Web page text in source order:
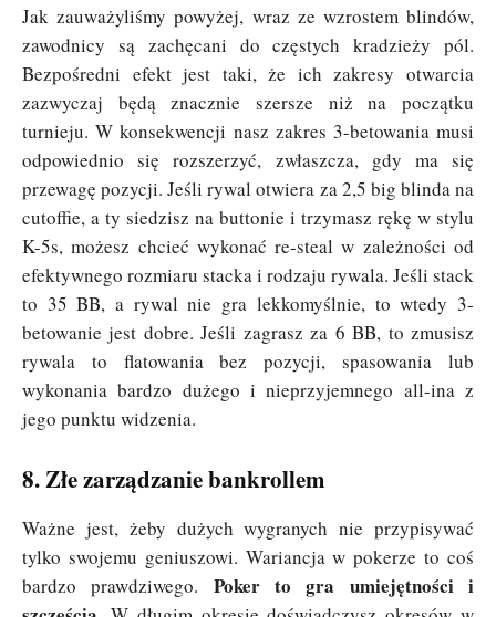
Jak zauważyliśmy powyżej, wraz ze wzrostem blindów,
zawodnicy są zachęcani do częstych kradzieży pól.
Bezpośredni efekt jest taki, że ich zakresy otwarcia
zazwyczaj będą znacznie szersze niż na początku
turnieju. W konsekwencji nasz zakres 3-betowania musi
odpowiednio się rozszerzyć, zwłaszcza, gdy ma się
przewagę pozycji. Jeśli rywal otwiera za 2,5 big blinda na
cutoffie, a ty siedzisz na buttonie i trzymasz rękę w stylu
K-5s, możesz chcieć wykonać re-steal w zależności od
efektywnego rozmiaru stacka i rodzaju rywala. Jeśli stack
to 35 BB, a rywal nie gra lekkomyślnie, to wtedy 3-
betowanie jest dobre. Jeśli zagrasz za 6 BB, to zmusisz
rywala to flatowania bez pozycji, spasowania lub
wykonania bardzo dużego i nieprzyjemnego all-ina z
jego punktu widzenia.
8. Złe zarządzanie bankrollem
Ważne jest, żeby dużych wygranych nie przypisywać
tylko swojemu geniuszowi. Wariancja w pokerze to coś
bardzo prawdziwego.
Poker to gra umiejętności i